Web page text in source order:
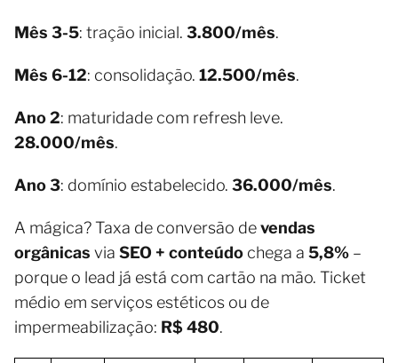
Mês 3-5: tração inicial. 3.800/mês.
Mês 6-12: consolidação. 12.500/mês.
Ano 2: maturidade com refresh leve.
28.000/mês.
Ano 3: domínio estabelecido. 36.000/mês.
A mágica? Taxa de conversão devendas
orgânicas via SEO + conteúdo chega a 5,8% –
porque o lead já está com cartão na mão. Ticket
médio em serviços estéticos ou de
impermeabilização: R$ 480.